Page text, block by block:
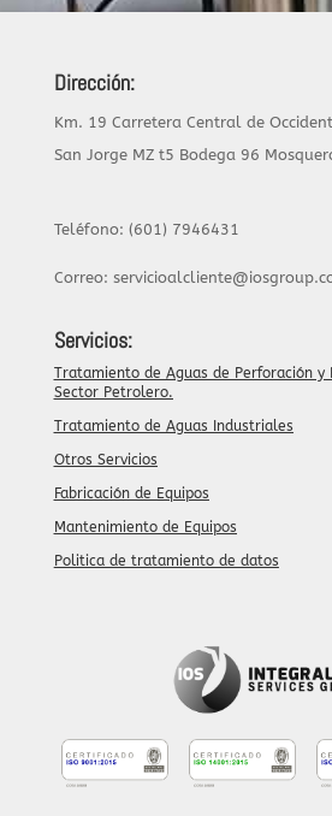
Dirección:
Km. 19 Carretera Central de
San Jorge MZ t5 Bodega 96
Teléfono: (601) 7946431
Correo:
Servicios:
Tratamiento de Aguas de Perforación y
Sector Petrolero.
Tratamiento de Aguas Industriales
Otros Servicios
Fabricación de Equipos
Mantenimiento de Equipos
Politica de tratamiento de datos